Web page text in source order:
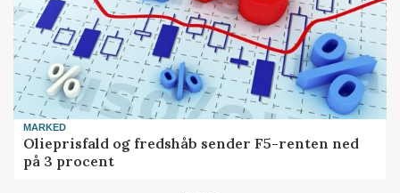
MARKED
Olieprisfald og fredshåb sender F5-renten ned
på 3 procent